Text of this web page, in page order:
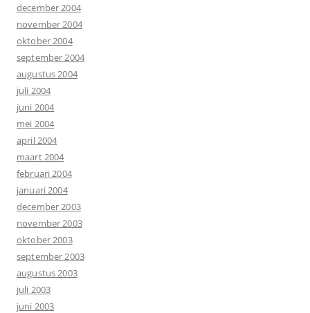
december 2004
november 2004
oktober 2004
september 2004
augustus 2004
juli 2004
juni 2004
mei 2004
april 2004
maart 2004
februari 2004
januari 2004
december 2003
november 2003
oktober 2003
september 2003
augustus 2003
juli 2003
juni 2003